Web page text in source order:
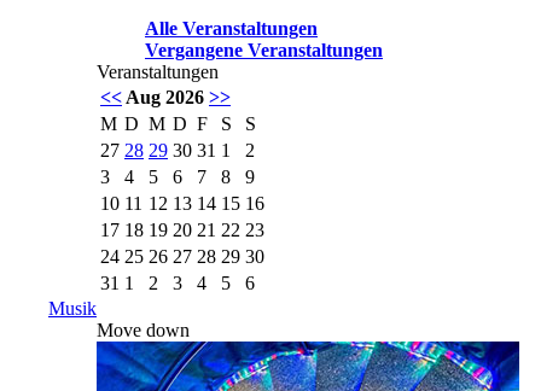
Alle Veranstaltungen
Vergangene Veranstaltungen
Veranstaltungen
<< Aug 2026 >>
M D M D F S
S
27 28 29 30 31 1
2
3
4 5 6 7 8
9
10 11 12 13 14 15 16
17 18 19 20 21 22 23
24 25 26 27 28 29 30
31 1 2 3 4 5
6
Musik
Move down